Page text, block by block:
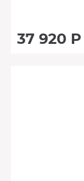
37 920 Р